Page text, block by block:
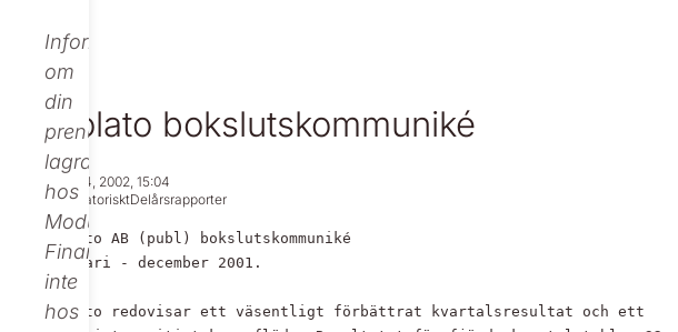
Informationen
om
din
prenumeration
lagras
hos
Modular
Finance,
inte
hos
Nolato bokslutskommuniké
Feb 04, 2002, 15:04
RegulatorisktDelårsrapporter
Nolato AB (publ) bokslutskommuniké
januari - december 2001.
Nolato redovisar ett väsentligt förbättrat kvartalsresultat och ett